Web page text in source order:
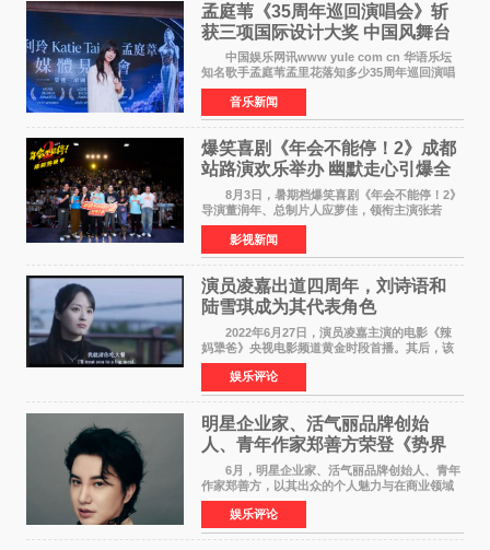
孟庭苇《35周年巡回演唱会》斩
获三项国际设计大奖 中国风舞台
美学获全球认可
中国娱乐网讯www yule com cn 华语乐坛
知名歌手孟庭苇孟里花落知多少35周年巡回演唱
会再传喜讯。该演唱会先后荣获美国MUSE
Creative Awards白金奖（Platinum Winner）、
英国London Design
音乐新闻
爆笑喜剧《年会不能停！2》成都
站路演欢乐举办 幽默走心引爆全
场共鸣
8月3日，暑期档爆笑喜剧《年会不能停！2》
导演董润年、总制片人应萝佳，领衔主演张若
昀、白客，惊喜出演庄达菲，特别主演孙艺洲，
特别出演田雨，友情出演欧阳奋强出席成都路
演，与观众近距离互
影视新闻
演员凌嘉出道四周年，刘诗语和
陆雪琪成为其代表角色
2022年6月27日，演员凌嘉主演的电影《辣
妈犟爸》央视电影频道黄金时段首播。其后，该
电影在央视电影频道多次复播（2022年8月10
日，2022年9月30日，2023年7月17日，2025年7
月14日）。除了多次复
娱乐评论
明星企业家、活气丽品牌创始
人、青年作家郑善方荣登《势界
POWERCIRCLES》6月刊
6月，明星企业家、活气丽品牌创始人、青年
作家郑善方，以其出众的个人魅力与在商业领域
的卓越建树，成功登上《势界
POWERCIRCLES》，展现了他在时尚与商业领
域的双重影响力。 明星企业家、青
娱乐评论